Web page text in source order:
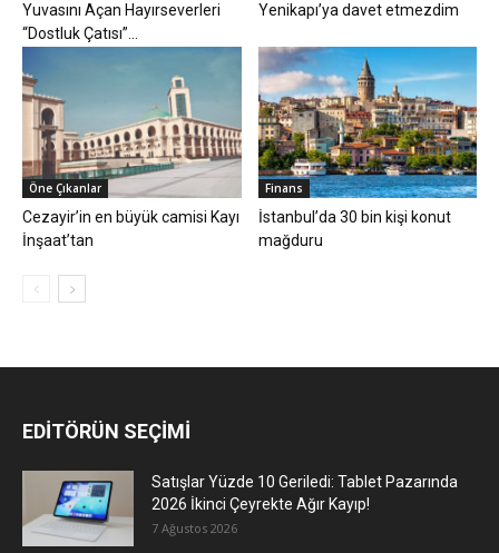
Yuvasını Açan Hayırseverleri
“Dostluk Çatısı”...
Yenikapı’ya davet etmezdim
Öne Çıkanlar
Cezayir’in en büyük camisi Kayı
İnşaat’tan
Finans
İstanbul’da 30 bin kişi konut
mağduru
EDİTÖRÜN SEÇİMİ
Satışlar Yüzde 10 Geriledi: Tablet Pazarında
2026 İkinci Çeyrekte Ağır Kayıp!
7 Ağustos 2026